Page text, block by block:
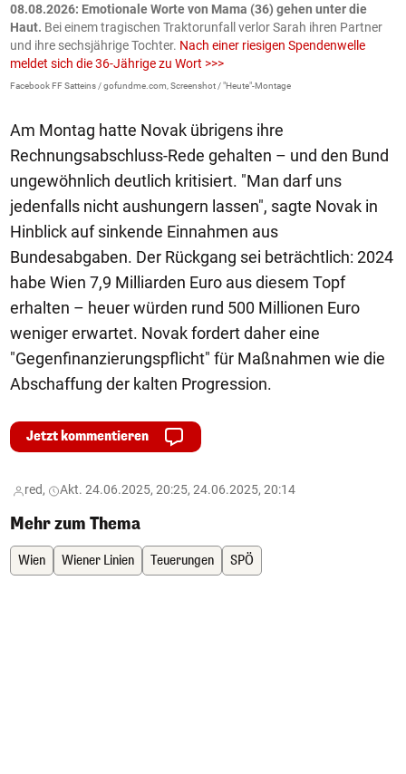
08.08.2026: Emotionale Worte von Mama (36) gehen unter die
Haut. Bei einem tragischen Traktorunfall verlor Sarah ihren Partner
und ihre sechsjährige Tochter. Nach einer riesigen Spendenwelle
meldet sich die 36-Jährige zu Wort >>>
Facebook FF Satteins / gofundme.com, Screenshot / "Heute"-Montage
Am Montag hatte Novak übrigens ihre
Rechnungsabschluss-Rede gehalten – und den Bund
ungewöhnlich deutlich kritisiert. "Man darf uns
jedenfalls nicht aushungern lassen", sagte Novak in
Hinblick auf sinkende Einnahmen aus
Bundesabgaben. Der Rückgang sei beträchtlich: 2024
habe Wien 7,9 Milliarden Euro aus diesem Topf
erhalten – heuer würden rund 500 Millionen Euro
weniger erwartet. Novak fordert daher eine
"Gegenfinanzierungspflicht" für Maßnahmen wie die
Abschaffung der kalten Progression.
Jetzt kommentieren
red, Akt. 24.06.2025, 20:25, 24.06.2025, 20:14
Mehr zum Thema
Wien Wiener Linien Teuerungen SPÖ